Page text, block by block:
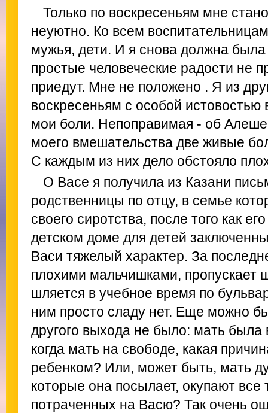
Только по воскресеньям мне
неуютно. Ко всем
мужья, дети. И я снова должна была
простые человеческие радости не
приедут. Мне не положено . Я из
воскресеньям с особой истовостью
мои боли. Непоправимая - об
моего вмешательства две живые
С каждым из них дело обстояло
О Васе я получила из Казани
родственницы по отцу, в семье
своего сиротства, после того как
детском доме для детей
Васи тяжелый характер. За
плохими мальчишками, пропускает
шляется в учебное время по
ним просто сладу нет. Еще можно
другого выхода не было: мать
когда мать на свободе, какая
ребенком? Или, может быть, мать
которые она посылает, окупают
потраченных на Васю? Так очень